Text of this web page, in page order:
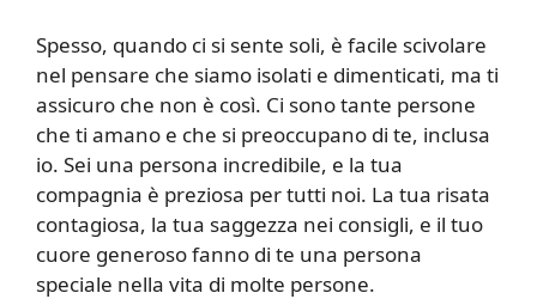
Spesso, quando ci si sente soli, è facile scivolare
nel pensare che siamo isolati e dimenticati, ma ti
assicuro che non è così. Ci sono tante persone
che ti amano e che si preoccupano di te, inclusa
io. Sei una persona incredibile, e la tua
compagnia è preziosa per tutti noi. La tua risata
contagiosa, la tua saggezza nei consigli, e il tuo
cuore generoso fanno di te una persona
speciale nella vita di molte persone.